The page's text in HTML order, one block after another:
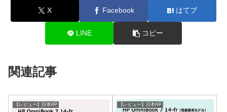
X Facebook はてブ
LINE コピー
関連記事
【レビュー】日本HP 【レビュー】日本HP